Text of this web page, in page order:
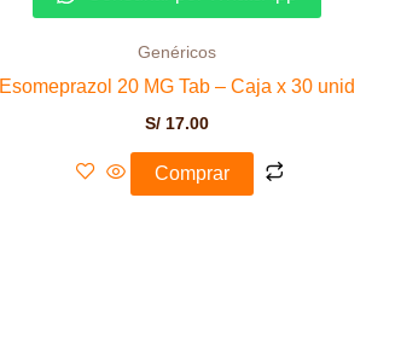
Genéricos
Esomeprazol 20 MG Tab – Caja x 30 unid
S/ 17.00
Comprar